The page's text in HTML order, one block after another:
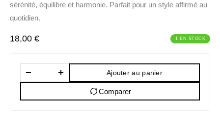
sérénité, équilibre et harmonie. Parfait pour un style affirmé au
quotidien.
18,00 € 1 EN STOCK
Ajouter au panier
Comparer